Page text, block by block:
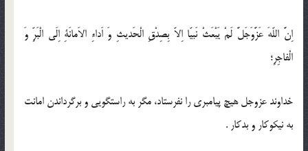
اِنَّ اللّه‏َ عَزَّوَجَلَّ لَمْ يَبْعَثْ نَبيّا اِلاّ بِصِدْقِ الْحَديثِ وَ اَداءِ الاَمانَةِ اِلَى الْبَرِّ وَ
الْفاجِرِ؛
خداوند عزوجل هيچ پيامبرى را نفرستاد، مگر به راستگويى و برگرداندن امانت
به نيكوكار و بدكار .